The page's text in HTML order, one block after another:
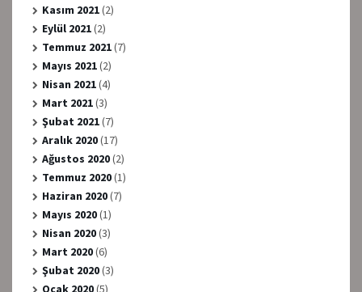
Kasım 2021(2)
Eylül 2021(2)
Temmuz 2021(7)
Mayıs 2021(2)
Nisan 2021(4)
Mart 2021(3)
Şubat 2021(7)
Aralık 2020(17)
Ağustos 2020(2)
Temmuz 2020(1)
Haziran 2020(7)
Mayıs 2020(1)
Nisan 2020(3)
Mart 2020(6)
Şubat 2020(3)
Ocak 2020(5)